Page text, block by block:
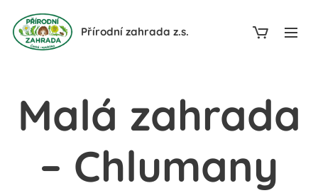
Přírodní zahrada z.s.
Malá zahrada
– Chlumany